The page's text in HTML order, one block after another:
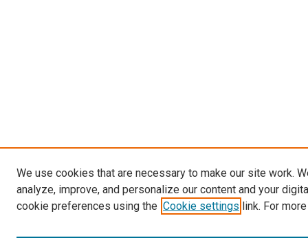
We use cookies that are necessary to make our site work.
analyze, improve, and personalize our content and your
cookie preferences using the Cookie settings link. For